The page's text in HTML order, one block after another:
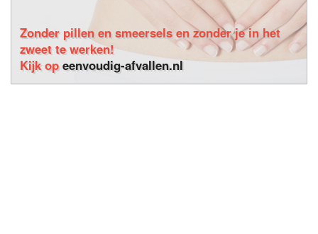
Zonder pillen en smeersels en zonder je in het
zweet te werken!
Kijk opeenvoudig-afvallen.nl